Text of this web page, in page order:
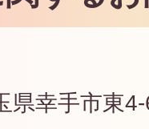
県幸手市東